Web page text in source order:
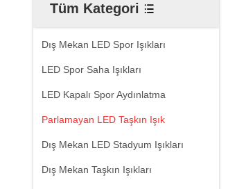
Tüm Kategori
Dış Mekan LED Spor Işıkları
LED Spor Saha Işıkları
LED Kapalı Spor Aydınlatma
Parlamayan LED Taşkın Işık
Dış Mekan LED Stadyum Işıkları
Dış Mekan Taşkın Işıkları